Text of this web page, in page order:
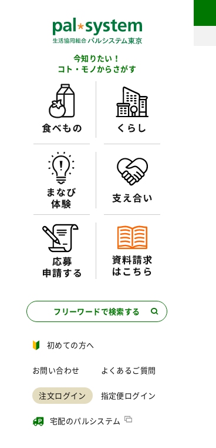
今知りたい！
コト・モノからさがす
フリーワードで検索する
初めての方へ
お問い合わせ よくあるご質問
注文ログイン 指定便ログイン
宅配のパルシステム